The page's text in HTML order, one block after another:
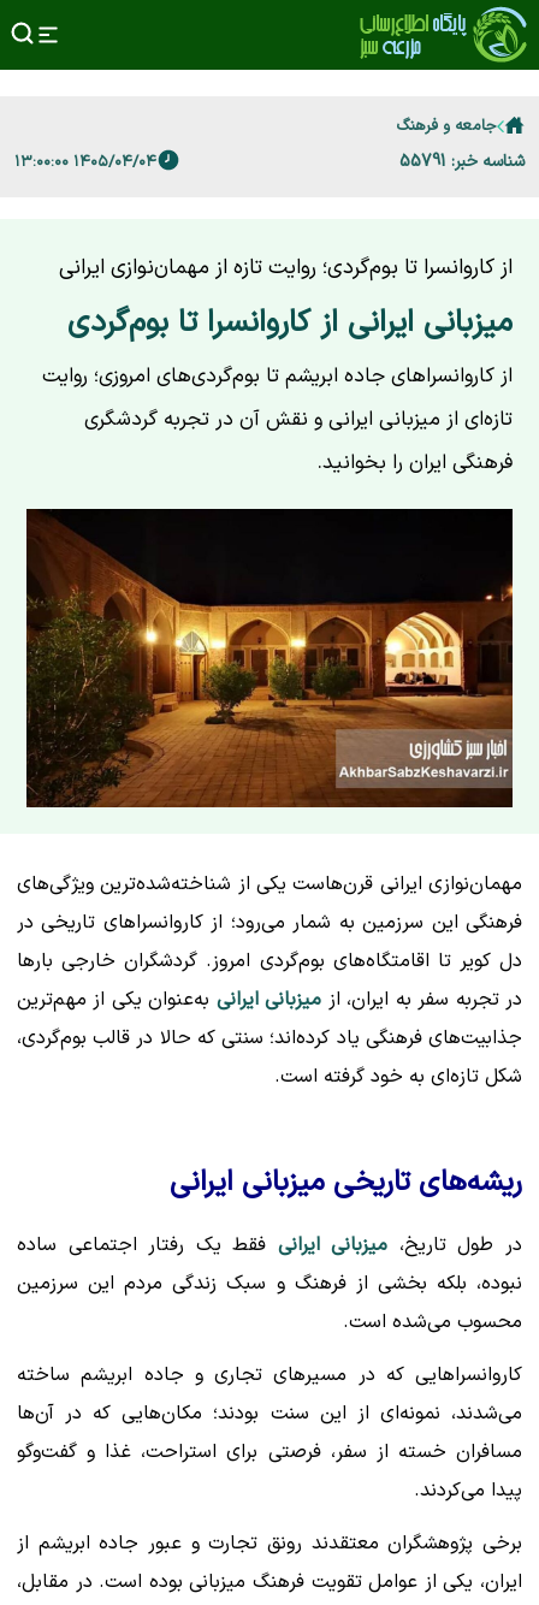
جامعه و فرهنگ
شناسه خبر: 55791 ۱۴۰۵/۰۴/۰۴ ۱۳:۰۰:۰۰
از کاروانسرا تا بوم‌گردی؛ روایت تازه از مهمان‌نوازی ایرانی
میزبانی ایرانی از کاروانسرا تا بوم‌گردی
از کاروانسراهای جاده ابریشم تا بوم‌گردی‌های امروزی؛ روایت
تازه‌ای از میزبانی ایرانی و نقش آن در تجربه گردشگری
فرهنگی ایران را بخوانید.
مهمان‌نوازی ایرانی قرن‌هاست یکی از شناخته‌شده‌ترین ویژگی‌های
فرهنگی این سرزمین به شمار می‌رود؛ از کاروانسراهای تاریخی در
دل کویر تا اقامتگاه‌های بوم‌گردی امروز. گردشگران خارجی بارها
در تجربه سفر به ایران، از میزبانی ایرانی به‌عنوان یکی از مهم‌ترین
جذابیت‌های فرهنگی یاد کرده‌اند؛ سنتی که حالا در قالب بوم‌گردی،
شکل تازه‌ای به خود گرفته است.
ریشه‌های تاریخی میزبانی ایرانی
در طول تاریخ، میزبانی ایرانی فقط یک رفتار اجتماعی ساده
نبوده، بلکه بخشی از فرهنگ و سبک زندگی مردم این سرزمین
محسوب می‌شده است.
کاروانسراهایی که در مسیرهای تجاری و جاده ابریشم ساخته
می‌شدند، نمونه‌ای از این سنت بودند؛ مکان‌هایی که در آن‌ها
مسافران خسته از سفر، فرصتی برای استراحت، غذا و گفت‌وگو
پیدا می‌کردند.
برخی پژوهشگران معتقدند رونق تجارت و عبور جاده ابریشم از
ایران، یکی از عوامل تقویت فرهنگ میزبانی بوده است. در مقابل،